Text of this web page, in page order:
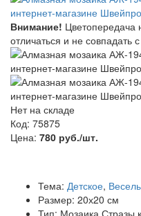
Внимание! Цветопередача
отличаться и не совпадать
Нет на складе
Код: 75875
Цена: 780 руб./шт.
Тема: Детское,
Размер: 20х20 см